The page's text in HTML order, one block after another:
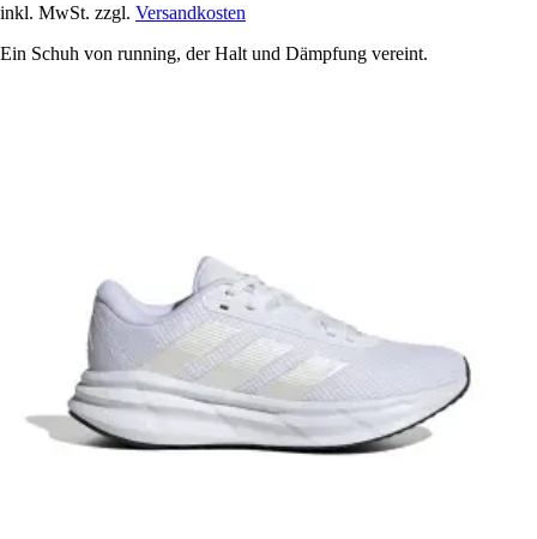
inkl. MwSt. zzgl. Versandkosten
Ein Schuh von running, der Halt und Dämpfung vereint.